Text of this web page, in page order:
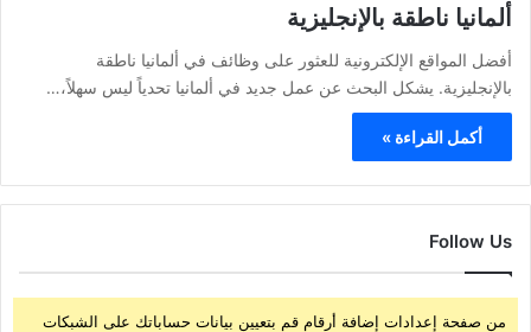
ألمانيا ناطقة بالإنجليزية
أفضل المواقع الإلكترونية للعثور على وظائف في ألمانيا ناطقة
بالإنجليزية. يشكل البحث عن عمل جديد في ألمانيا تحدياً ليس سهلاً،…
أكمل القراءة »
Follow Us
من صفحة إعدادات إضافة أرقام قم بتعيين بيانات حساباتك على الشبكات